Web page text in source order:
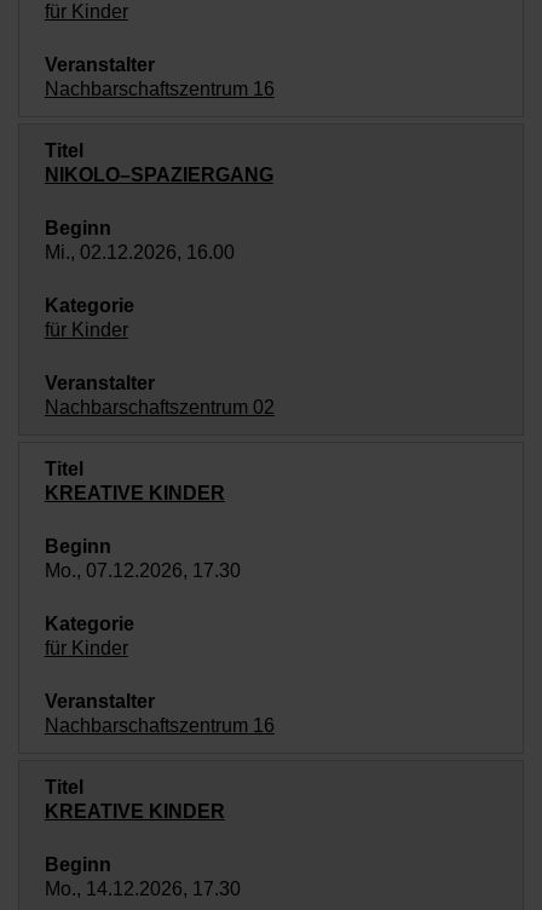
für Kinder
Nachbarschaftszentrum 16
NIKOLO–SPAZIERGANG
Mi., 02.12.2026, 16.00
für Kinder
Nachbarschaftszentrum 02
KREATIVE KINDER
Mo., 07.12.2026, 17.30
für Kinder
Nachbarschaftszentrum 16
KREATIVE KINDER
Mo., 14.12.2026, 17.30